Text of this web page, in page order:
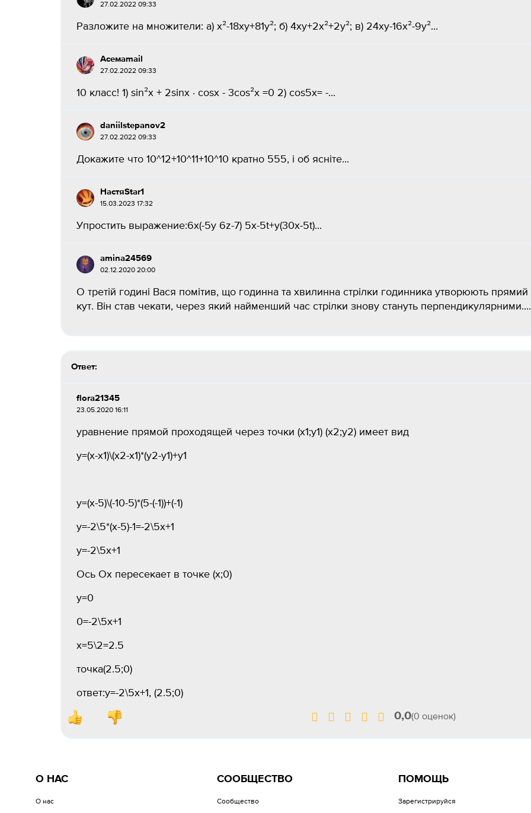
27.02.2022 09:33
Разложите на множители: а) x²-18xy+81y²; б) 4xy+2x²+2y²; в) 24xy-16x²-9y²...
Асемаmail
27.02.2022 09:33
10 класс! 1) sin²x + 2sinx · cosx - 3cos²x =0 2) cos5x= -...
daniilstepanov2
27.02.2022 09:33
Докажите что 10^12+10^11+10^10 кратно 555, і об ясніте...
НастяStar1
15.03.2023 17:32
Упростить выражение:6x(-5y 6z-7) 5x-5t+y(30x-5t)...
amina24569
02.12.2020 20:00
О третій годині Вася помітив, що годинна та хвилинна стрілки годинника утворюють прямий
кут. Він став чекати, через який найменший час стрілки знову стануть перпендикулярними....
Ответ:
flora21345
23.05.2020 16:11
уравнение прямой проходящей через точки (x1;y1) (x2;y2) имеет вид
y=(x-x1)\(x2-x1)*(y2-y1)+y1
y=(x-5)\(-10-5)*(5-(-1))+(-1)
y=-2\5*(x-5)-1=-2\5x+1
y=-2\5x+1
Ось Ох пересекает в точке (x;0)
y=0
0=-2\5x+1
x=5\2=2.5
точка(2.5;0)
ответ:y=-2\5x+1, (2.5;0)
0,0(0 оценок)
О НАС
О нас
СООБЩЕСТВО
Сообщество
ПОМОЩЬ
Зарегистрируйся